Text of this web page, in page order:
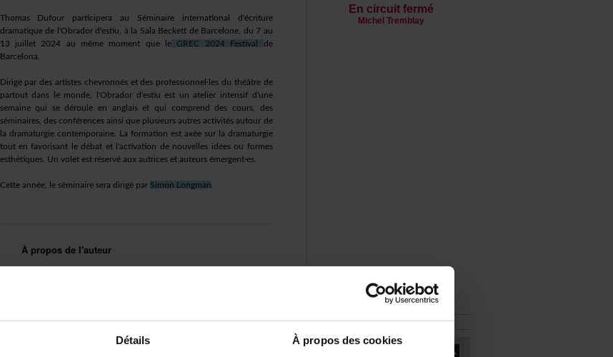
Détails Àproposdescookies
ThomasDufourparticiperaauSéminaireinternationald'écriture
dramatiquedel'Obradord'estiu,àlaSalaBeckettdeBarcelone,du7au
13juillet2024aumêmemomentquele
GREC2024Festival
de
Barcelona.
Dirigépardesartisteschevronnésetdesprofessionnel·lesduthéâtrede
partoutdanslemonde,l'Obradord'estiuestunatelierintensifd'une
semainequisedérouleenanglaisetquicomprenddescours,des
séminaires,desconférencesainsiqueplusieursautresactivitésautourde
ladramaturgiecontemporaine.Laformationestaxéesurladramaturgie
toutenfavorisantledébatetl'activationdenouvellesidéesouformes
esthétiques.Unvoletestréservéauxautricesetauteursémergent·es.
Cetteannée,leséminaireseradirigépar SimonLongman
Àproposdel'auteur
concoursCoursécriretoncourtpoursonscénarioGarage
.lltravailleprésentementàlascénarisationdesa
Payés.Ilaécritunlivretd'unopéraen
Encircuitfermé
MichelTremblay